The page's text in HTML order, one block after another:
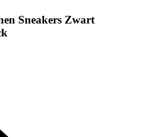
Sneakers Zwart